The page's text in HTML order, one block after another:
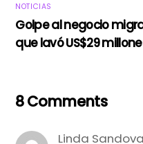
NOTICIAS
Golpe al negocio
que lavó US$29
8 Comments
Linda